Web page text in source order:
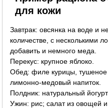
для кожи
Завтрак: овсянка на воде и
количестве, с несколькими
добавить и немного меда.
Перекус: крупное яблоко.
Обед: филе курицы,
лимонно-медовый напиток.
Полдник: натуральный
Ужин: рис; салат из овощей